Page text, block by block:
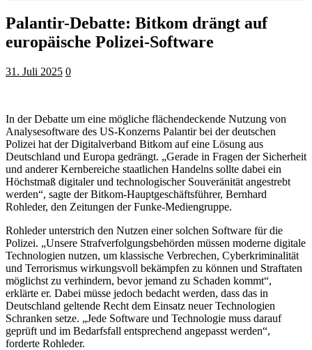
Palantir-Debatte: Bitkom drängt auf
europäische Polizei-Software
31. Juli 2025 0
In der Debatte um eine mögliche flächendeckende Nutzung von
Analysesoftware des US-Konzerns Palantir bei der deutschen
Polizei hat der Digitalverband Bitkom auf eine Lösung aus
Deutschland und Europa gedrängt. „Gerade in Fragen der Sicherheit
und anderer Kernbereiche staatlichen Handelns sollte dabei ein
Höchstmaß digitaler und technologischer Souveränität angestrebt
werden“, sagte der Bitkom-Hauptgeschäftsführer, Bernhard
Rohleder, den Zeitungen der Funke-Mediengruppe.
Rohleder unterstrich den Nutzen einer solchen Software für die
Polizei. „Unsere Strafverfolgungsbehörden müssen moderne digitale
Technologien nutzen, um klassische Verbrechen, Cyberkriminalität
und Terrorismus wirkungsvoll bekämpfen zu können und Straftaten
möglichst zu verhindern, bevor jemand zu Schaden kommt“,
erklärte er. Dabei müsse jedoch bedacht werden, dass das in
Deutschland geltende Recht dem Einsatz neuer Technologien
Schranken setze. „Jede Software und Technologie muss darauf
geprüft und im Bedarfsfall entsprechend angepasst werden“,
forderte Rohleder.